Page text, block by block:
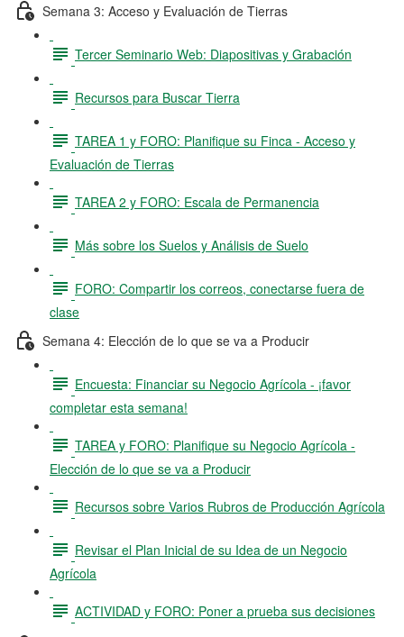
Semana 3: Acceso y Evaluación de Tierras
Tercer Seminario Web: Diapositivas y Grabación
Recursos para Buscar Tierra
TAREA 1 y FORO: Planifique su Finca - Acceso y
Evaluación de Tierras
TAREA 2 y FORO: Escala de Permanencia
Más sobre los Suelos y Análisis de Suelo
FORO: Compartir los correos, conectarse fuera de
clase
Semana 4: Elección de lo que se va a Producir
Encuesta: Financiar su Negocio Agrícola - ¡favor
completar esta semana!
TAREA y FORO: Planifique su Negocio Agrícola -
Elección de lo que se va a Producir
Recursos sobre Varios Rubros de Producción Agrícola
Revisar el Plan Inicial de su Idea de un Negocio
Agrícola
ACTIVIDAD y FORO: Poner a prueba sus decisiones